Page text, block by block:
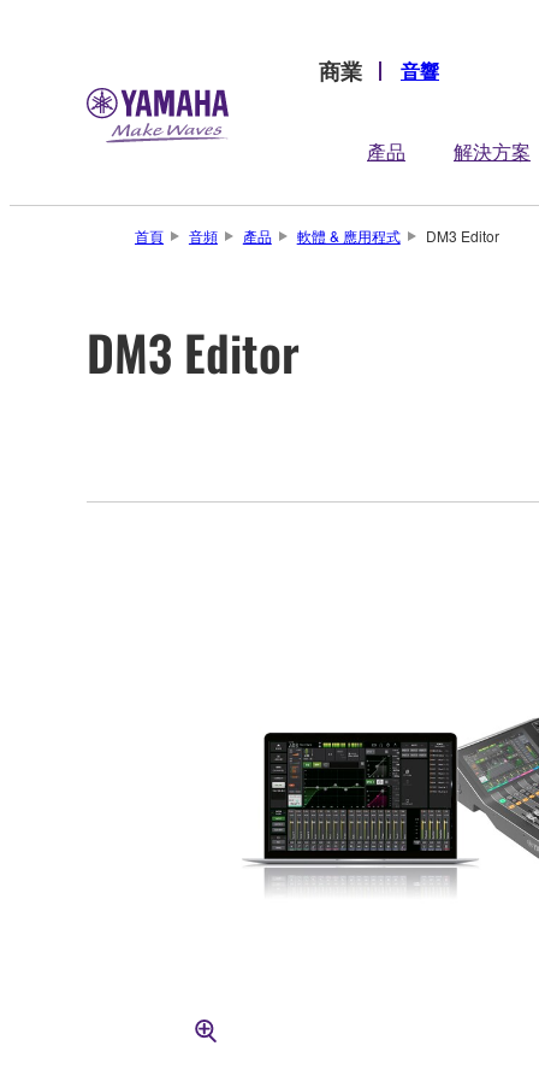
商業 音響
產品 解決方案
首頁 音頻 產品 軟體 & 應用程式 DM3 Editor
DM3 Editor